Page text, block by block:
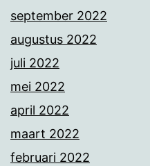
september 2022
augustus 2022
juli 2022
mei 2022
april 2022
maart 2022
februari 2022